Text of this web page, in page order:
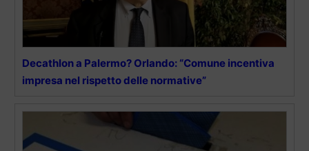
Decathlon a Palermo? Orlando: “Comune incentiva
impresa nel rispetto delle normative”